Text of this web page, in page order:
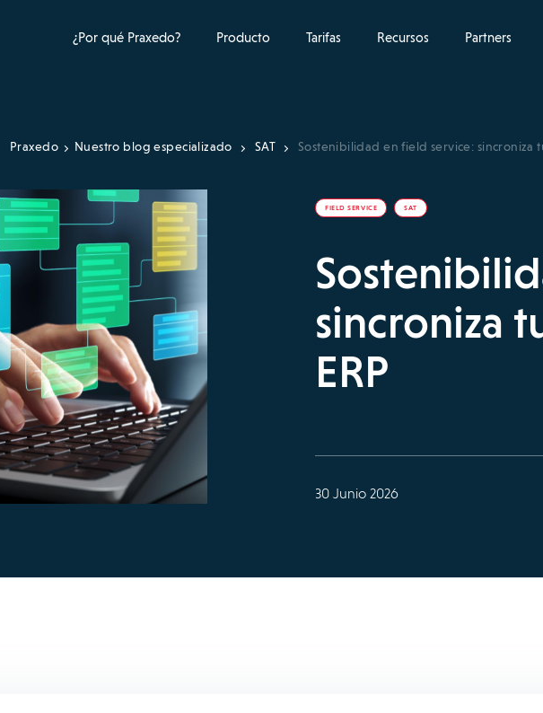
¿Por qué Praxedo? Producto Tarifas Recursos Partners
Praxedo Nuestro blog especializado SAT Sostenibilidad en field service: sincroniza
FIELD SERVICE SAT
sincroniza
ERP
30 Junio 2026